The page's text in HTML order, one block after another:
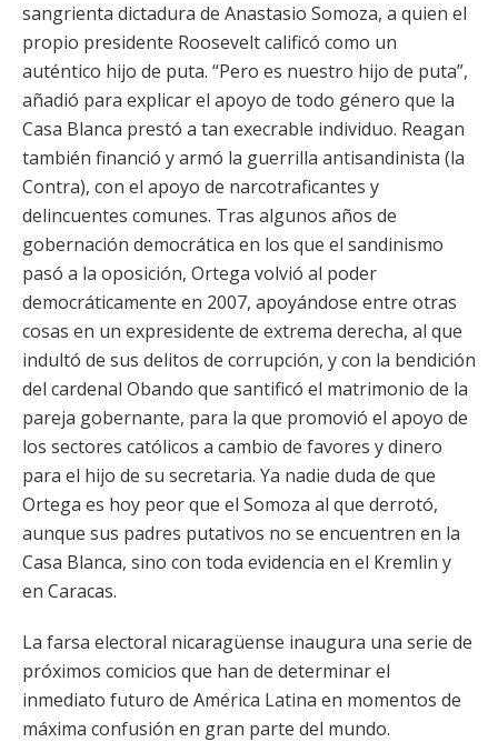
sangrienta dictadura de Anastasio Somoza, a quien el
propio presidente Roosevelt calificó como un
auténtico hijo de puta. “Pero es nuestro hijo de puta”,
añadió para explicar el apoyo de todo género que la
Casa Blanca prestó a tan execrable individuo. Reagan
también financió y armó la guerrilla antisandinista (la
Contra), con el apoyo de narcotraficantes y
delincuentes comunes. Tras algunos años de
gobernación democrática en los que el sandinismo
pasó a la oposición, Ortega volvió al poder
democráticamente en 2007, apoyándose entre otras
cosas en un expresidente de extrema derecha, al que
indultó de sus delitos de corrupción, y con la bendición
del cardenal Obando que santificó el matrimonio de la
pareja gobernante, para la que promovió el apoyo de
los sectores católicos a cambio de favores y dinero
para el hijo de su secretaria. Ya nadie duda de que
Ortega es hoy peor que el Somoza al que derrotó,
aunque sus padres putativos no se encuentren en la
Casa Blanca, sino con toda evidencia en el Kremlin y
en Caracas.
La farsa electoral nicaragüense inaugura una serie de
próximos comicios que han de determinar el
inmediato futuro de América Latina en momentos de
máxima confusión en gran parte del mundo.